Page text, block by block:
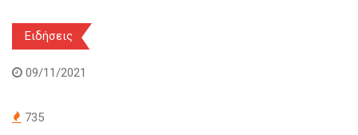
Ειδήσεις
09/11/2021
735